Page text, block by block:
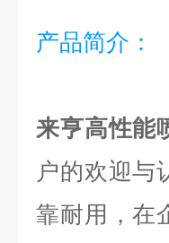
产品简介：
来亨高性能
户的欢迎与
靠耐用，在